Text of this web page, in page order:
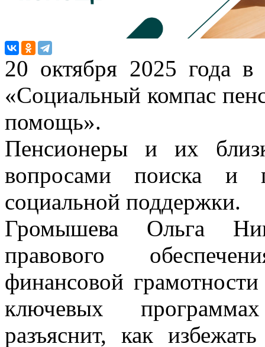
20 октября 2025 года
«Социальный компас
помощь».
Пенсионеры и их
вопросами поиска и
социальной поддержки.
Громышева Ольга
правового
финансовой
ключевых
разъяснит, как